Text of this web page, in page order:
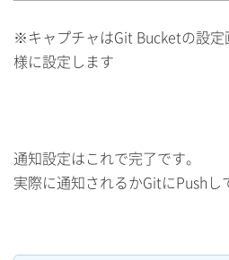
※キャプチャはGit Bucketの設
様に設定します
通知設定はこれで完了です。
実際に通知されるかGitにPushし